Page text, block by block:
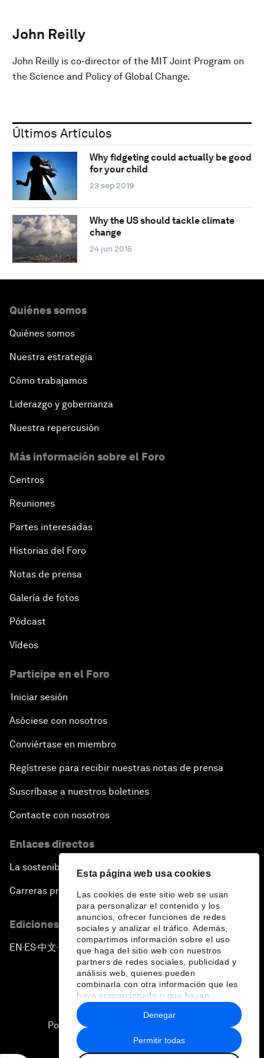
Esta página web usa cookies
Las cookies de este sitio web se usan
para personalizar el contenido y los
anuncios, ofrecer funciones de redes
sociales y analizar el tráfico. Además,
compartimos información sobre el uso
que haga del sitio web con nuestros
partners de redes sociales, publicidad y
análisis web, quienes pueden
combinarla con otra información que les
haya proporcionado o que hayan
recopilado a partir del uso que haya
hecho de sus servicios.
Permitir todas
Denegar
John Reilly
John Reilly is co-director of the MIT Joint Program on
the Science and Policy of Global Change.
Últimos Artículos
Why fidgeting could actually be good
for your child
23 sep 2019
Why the US should tackle climate
change
24 jun 2015
Quiénes somos
Quiénes somos
Nuestra estrategia
Cómo trabajamos
Liderazgo y gobernanza
Nuestra repercusión
Más información sobre el Foro
Centros
Reuniones
Partes interesadas
Historias del Foro
Notas de prensa
Galería de fotos
Pódcast
Vídeos
Participe en el Foro
Iniciar sesión
Asóciese con nosotros
Conviértase en miembro
Regístrese para recibir nuestras notas de prensa
Suscríbase a nuestros boletines
Contacte con nosotros
Enlaces directos
La sostenibilidad en el Foro
Carreras profesionales
Ediciones en otros idiomas
EN ▪ES▪中文▪ 日本語
Política de privacidad y normas de uso
Sitemap